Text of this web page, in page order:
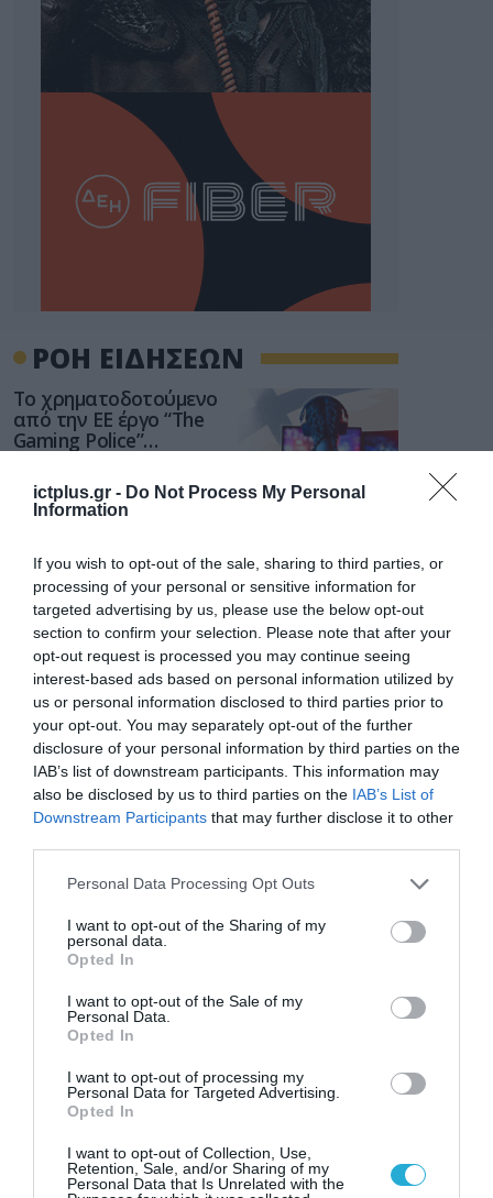
ictplus.gr - Do Not Process My Personal
Information
If you wish to opt-out of the sale, sharing to third parties, or
processing of your personal or sensitive information for
targeted advertising by us, please use the below opt-out
section to confirm your selection. Please note that after your
opt-out request is processed you may continue seeing
interest-based ads based on personal information utilized by
us or personal information disclosed to third parties prior to
your opt-out. You may separately opt-out of the further
disclosure of your personal information by third parties on the
IAB’s list of downstream participants. This information may
also be disclosed by us to third parties on the IAB’s List of
Downstream Participants that may further disclose it to other
Please note that this website/app uses one or more Google
not limited to your visit or usage behaviour. You may click to
grant or deny consent to Google and its third-party tags to
use your data for below specified purposes in below Google
consent section.
Personal Data Processing Opt Outs
I want to opt-out of the Sharing of my
personal data.
Opted In
I want to opt-out of the Sale of my
Personal Data.
Opted In
I want to opt-out of processing my
Personal Data for Targeted Advertising.
Opted In
I want to opt-out of Collection, Use,
Retention, Sale, and/or Sharing of my
Personal Data that Is Unrelated with the
ΡΟΗ ΕΙΔΗΣΕΩΝ
Το χρηματοδοτούμενο
από την ΕΕ έργο “The
Gaming Police”
των παιδιών στο
διαδίκτυο
ΑΑΔΕ: Διευκρινίσεις
παραβάσεις που
αφορούν τους ΦΗΜ
31.07.2026
Σ. Καλαφάτης: «Η
Τεχνητή Νοημοσύνη
δεν είναι απλώς μια
νέα τεχνολογία, είναι
μια νέα βιομηχανική
επανάσταση»
31.07.2026
Νέος οδηγός του ΕΚΤ
για τη χρηματοδότηση
των ελληνικών
χώρο της άμυνας
31.07.2026
βαλίτσα του φετινού
καλοκαιριού έχει την
υπογραφή της Xiaomi
31.07.2026
ΟΛΗ Η ΡΟΗ ΕΙΔΗΣΕΩΝ